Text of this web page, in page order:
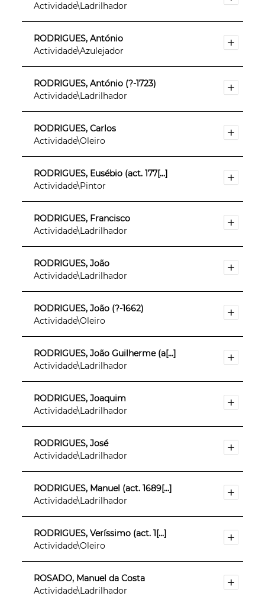
Actividade\Ladrilhador
RODRIGUES, António
Actividade\Azulejador
RODRIGUES, António (?-1723)
Actividade\Ladrilhador
RODRIGUES, Carlos
Actividade\Oleiro
RODRIGUES, Eusébio (act. 177[...]
Actividade\Pintor
RODRIGUES, Francisco
Actividade\Ladrilhador
RODRIGUES, João
Actividade\Ladrilhador
RODRIGUES, João (?-1662)
Actividade\Oleiro
RODRIGUES, João Guilherme (a[...]
Actividade\Ladrilhador
RODRIGUES, Joaquim
Actividade\Ladrilhador
RODRIGUES, José
Actividade\Ladrilhador
RODRIGUES, Manuel (act. 1689[...]
Actividade\Ladrilhador
RODRIGUES, Veríssimo (act. 1[...]
Actividade\Oleiro
ROSADO, Manuel da Costa
Actividade\Ladrilhador